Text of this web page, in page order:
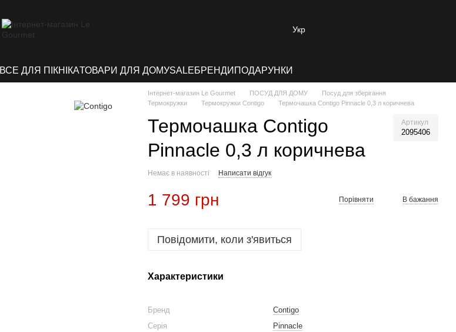
Укр
ВСЕ ДЛЯ ПІКНІКАТОВАРИ ДЛЯ ДОМУSALEБРЕНДИ ПОДАРУНКИ
Інтернет-магазин Le Gourmet ПОСУД ДЛЯ ДОМУ
Посуд для зберігання
Термокружки
Термокружки Contigo Термочашка Contigo Pinnacle 0,3 л коричнева
Термочашка Contigo
Pinnacle 0,3 л коричнева
Артикул
2095406
Немає в наявності Написати відгук
1 799 грн Порівняти В бажання
Повідомити, коли з'явиться
Характеристики
Бренд
Contigo
Серія
Pinnacle